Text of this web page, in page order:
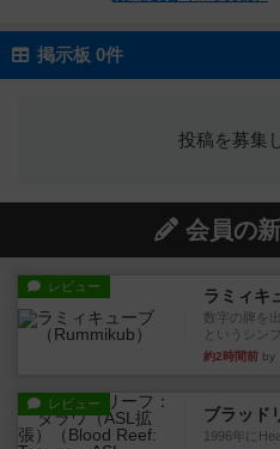
掲示板 0件
投稿を募集
会員の
レビュー ラミィキ
数字の牌を
というシン
約2時間前 by
レビュー
ブラッド
1996年に